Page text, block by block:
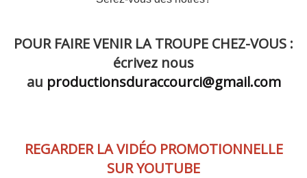
POUR FAIRE VENIR LA TROUPE CHEZ-VOUS :
écrivez nous
au productionsduraccourci@gmail.com
REGARDER LA VIDÉO PROMOTIONNELLE
SUR YOUTUBE